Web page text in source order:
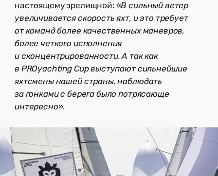
настоящему зрелищной: «В сильный ветер
увеличивается скорость яхт, и это требует
от команд более качественных маневров,
более четкого исполнения
и сконцентрированности. А так как
в PROyachting Cup выступают сильнейшие
яхтсмены нашей страны, наблюдать
за гонками с берега было потрясающе
интересно».